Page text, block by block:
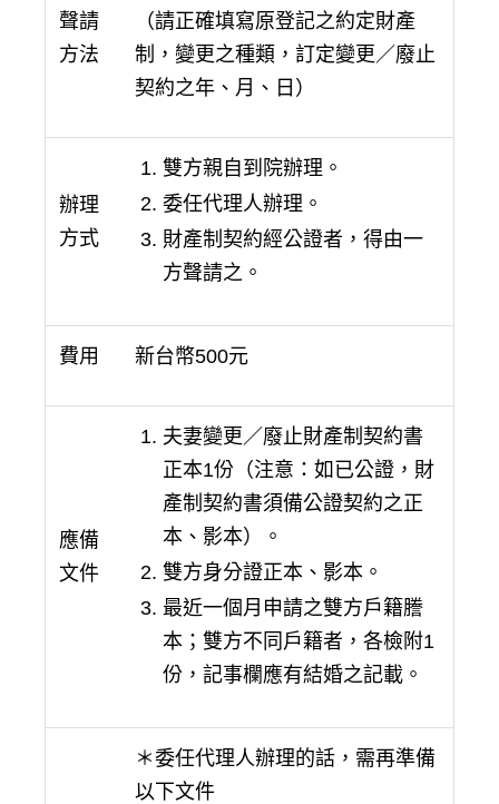
聲請
方法
（請正確填寫原登記之約定財產
制，變更之種類，訂定變更／廢止
契約之年、月、日）
辦理
方式
雙方親自到院辦理。
委任代理人辦理。
財產制契約經公證者，得由一
方聲請之。
費用 新台幣500元
應備
文件
夫妻變更／廢止財產制契約書
正本1份（注意：如已公證，財
產制契約書須備公證契約之正
本、影本）。
雙方身分證正本、影本。
最近一個月申請之雙方戶籍謄
本；雙方不同戶籍者，各檢附1
份，記事欄應有結婚之記載。
＊委任代理人辦理的話，需再準備
以下文件